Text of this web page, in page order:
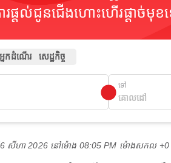
រផ្តល់ជូនជើងហោះហើរផ្តាច់មុ
នកដំណើរ សេដ្ឋកិច្ច
ទៅ
6 សីហា 2026 នៅ​ម៉ោង 08:05 PM ម៉ោង​សកល +0